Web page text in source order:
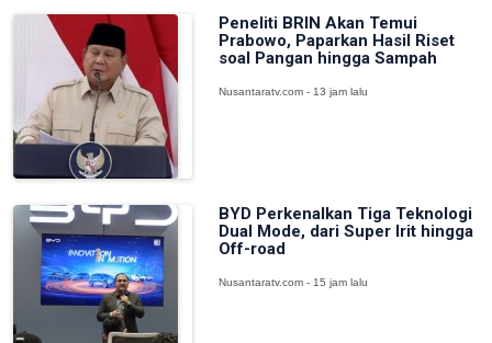
Peneliti BRIN Akan Temui
Prabowo, Paparkan Hasil Riset
soal Pangan hingga Sampah
Nusantaratv.com - 13 jam lalu
BYD Perkenalkan Tiga Teknologi
Dual Mode, dari Super Irit hingga
Off-road
Nusantaratv.com - 15 jam lalu